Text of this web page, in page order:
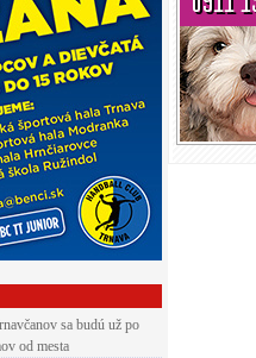
sa budú už po
od mesta